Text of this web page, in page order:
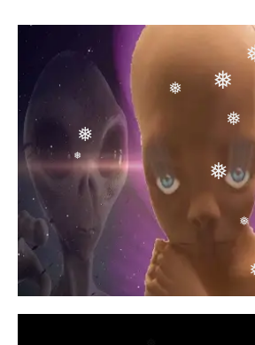
❅
❅
❅
❅
❅
❅